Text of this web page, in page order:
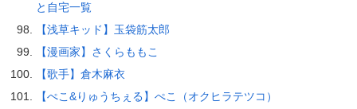
と自宅一覧
【浅草キッド】玉袋筋太郎
【漫画家】さくらももこ
【歌手】倉木麻衣
【ぺこ&りゅうちぇる】ぺこ（オクヒラテツコ）